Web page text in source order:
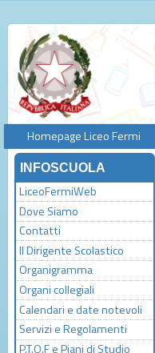
Homepage Liceo Fermi
INFOSCUOLA
LiceoFermiWeb
Dove Siamo
Contatti
Il Dirigente Scolastico
Organigramma
Organi collegiali
Calendari e date notevoli
Servizi e Regolamenti
P.T.O.F e Piani di Studio